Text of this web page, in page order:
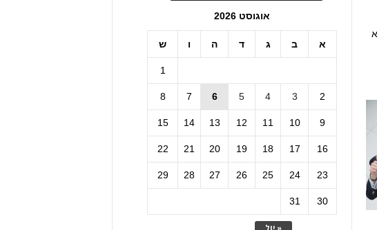
אוגוסט 2026
א ב ג ד ה ו ש
« יול
1
2
3
4
5
6
7
8
9
10
11
12
13
14
15
16
17
18
19
20
21
22
23
24
25
26
27
28
29
30
31